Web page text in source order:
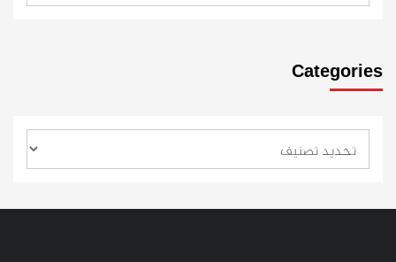
Categories